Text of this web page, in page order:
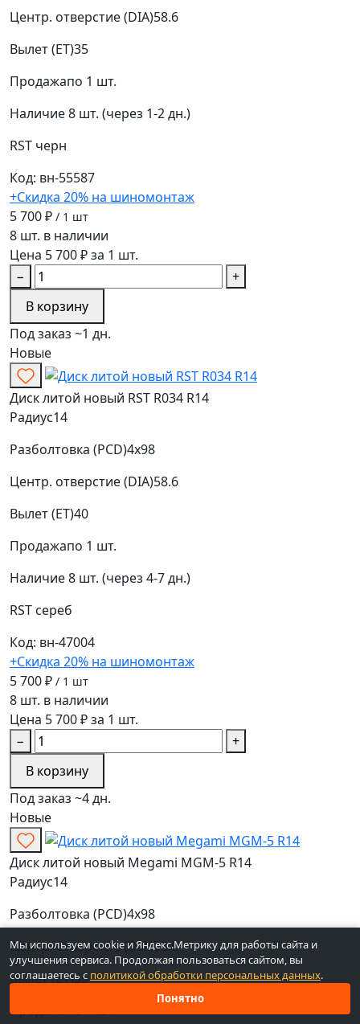
Центр. отверстие (DIA)58.6
Вылет (ET)35
Продажапо 1 шт.
Наличие8 шт. (через 1-2 дн.)
RST черн
Код: вн-55587
+Скидка 20% на шиномонтаж
5 700 ₽ / 1 шт
8 шт. в наличии
Цена 5 700 ₽ за 1 шт.
−
+
В корзину
Под заказ ~1 дн.
Новые
Диск литой новый RST R034 R14
Радиус14
Разболтовка (PCD)4x98
Центр. отверстие (DIA)58.6
Вылет (ET)40
Продажапо 1 шт.
Наличие8 шт. (через 4-7 дн.)
RST сереб
Код: вн-47004
+Скидка 20% на шиномонтаж
5 700 ₽ / 1 шт
8 шт. в наличии
Цена 5 700 ₽ за 1 шт.
−
+
В корзину
Под заказ ~4 дн.
Новые
Диск литой новый Megami MGM-5 R14
Радиус14
Разболтовка (PCD)4x98
Центр. отверстие (DIA)58.6
Вылет (ET)35
Продажапо 1 шт.
Мы используем cookie и Яндекс.Метрику для работы сайта и
улучшения сервиса. Продолжая пользоваться сайтом, вы
соглашаетесь с политикой обработки персональных данных.
Понятно